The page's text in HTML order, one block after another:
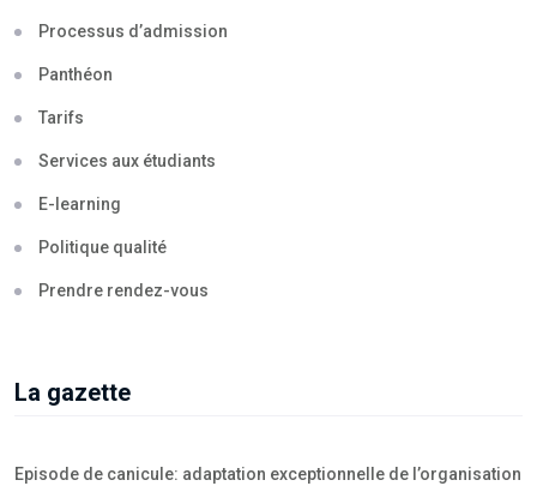
Processus d’admission
Panthéon
Tarifs
Services aux étudiants
E-learning
Politique qualité
Prendre rendez-vous
La gazette
Episode de canicule: adaptation exceptionnelle de l’organisation